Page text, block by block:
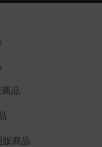
品
販商品